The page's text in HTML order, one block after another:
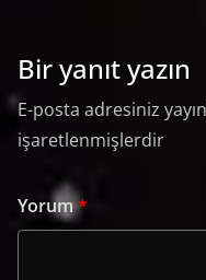
Bir yanıt yazın
E-posta adresiniz
işaretlenmişlerdir
Yorum*